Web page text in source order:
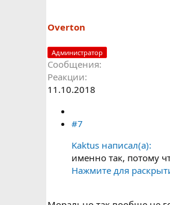
Overton
Администратор
Сообщения
Реакции
11.10.2018
#7
Kaktus написал(а):
именно так, потому
Нажмите для